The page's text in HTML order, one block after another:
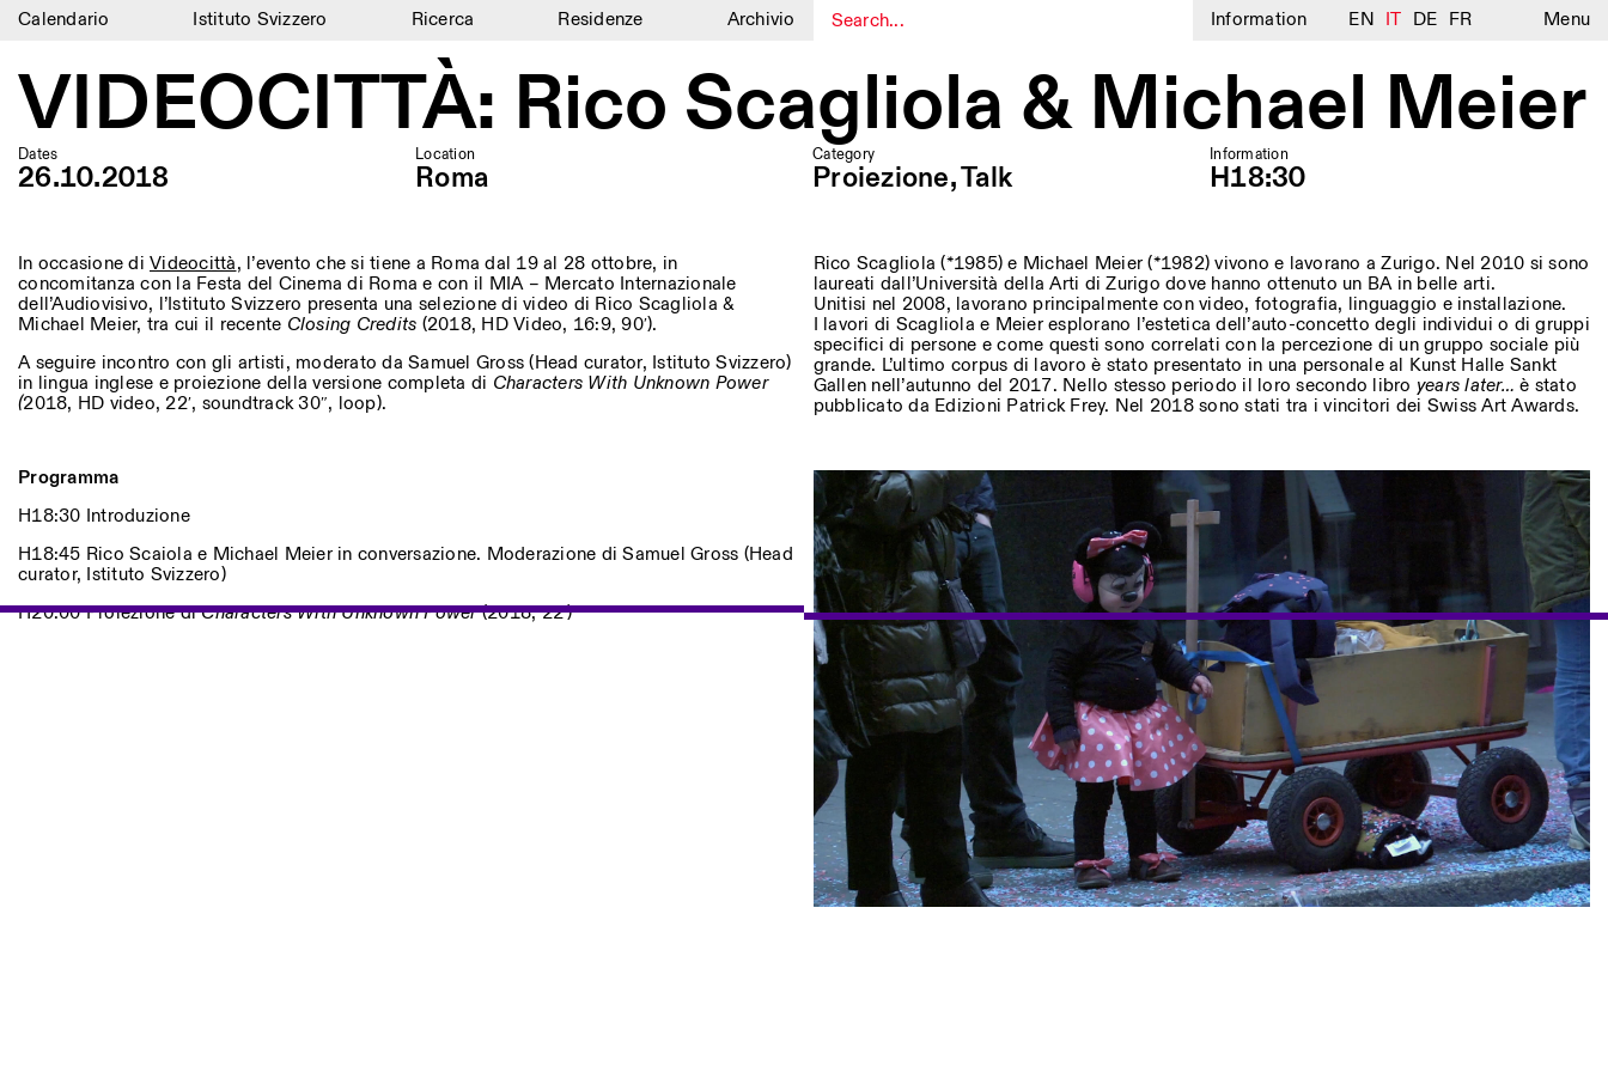
Calendario Istituto Svizzero Ricerca Residenze Archivio Information EN IT DE FR Menu
Calendario
Istituto Svizzero
Ricerca
Archivio
Blog
Organizzazione
Jobs
Altre Attività
NEWSLETTER
Registrati alla nostra newsletter per ricevere informazioni sui nostri eventi
VIDEOCITTÀ: Rico Scagliola & Michael Meier
Dates
26.10.2018
Location
Roma
Category
Proiezione, Talk
Information
H18:30
In occasione di Videocittà, l’evento che si tiene a Roma dal 19 al 28 ottobre, in
concomitanza con la Festa del Cinema di Roma e con il MIA – Mercato Internazionale
dell’Audiovisivo, l’Istituto Svizzero presenta una selezione di video di Rico Scagliola &
Michael Meier, tra cui il recente Closing Credits (2018, HD Video, 16:9, 90′).
A seguire incontro con gli artisti, moderato da Samuel Gross (Head curator, Istituto Svizzero)
in lingua inglese e proiezione della versione completa di Characters With Unknown Power
(2018, HD video, 22′, soundtrack 30″, loop).
Programma
H18:30 Introduzione
H18:45 Rico Scaiola e Michael Meier in conversazione. Moderazione di Samuel Gross (Head
curator, Istituto Svizzero)
H20:00 Proiezione diCharacters With Unknown Power(2018, 22′)
Rico Scagliola (*1985) e Michael Meier (*1982) vivono e lavorano a Zurigo. Nel 2010 si sono
laureati dall’Università della Arti di Zurigo dove hanno ottenuto un BA in belle arti.
Unitisi nel 2008, lavorano principalmente con video, fotografia, linguaggio e installazione.
I lavori di Scagliola e Meier esplorano l’estetica dell’auto-concetto degli individui o di gruppi
specifici di persone e come questi sono correlati con la percezione di un gruppo sociale più
grande. L’ultimo corpus di lavoro è stato presentato in una personale al Kunst Halle Sankt
Gallen nell’autunno del 2017. Nello stesso periodo il loro secondo libro years later… è stato
pubblicato da Edizioni Patrick Frey. Nel 2018 sono stati tra i vincitori dei Swiss Art Awards.